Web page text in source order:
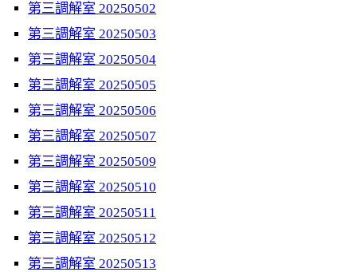
第三調解室 20250502
第三調解室 20250503
第三調解室 20250504
第三調解室 20250505
第三調解室 20250506
第三調解室 20250507
第三調解室 20250509
第三調解室 20250510
第三調解室 20250511
第三調解室 20250512
第三調解室 20250513